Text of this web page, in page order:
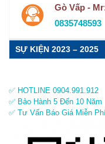
Gò Vấp -
0835748593
SỰ KIỆN 2023 – 2025
✅ HOTLINE 0904.991.912
✅ Bảo Hành 5 Đến 10 Năm
✅ Tư Vấn Báo Giá Miễn